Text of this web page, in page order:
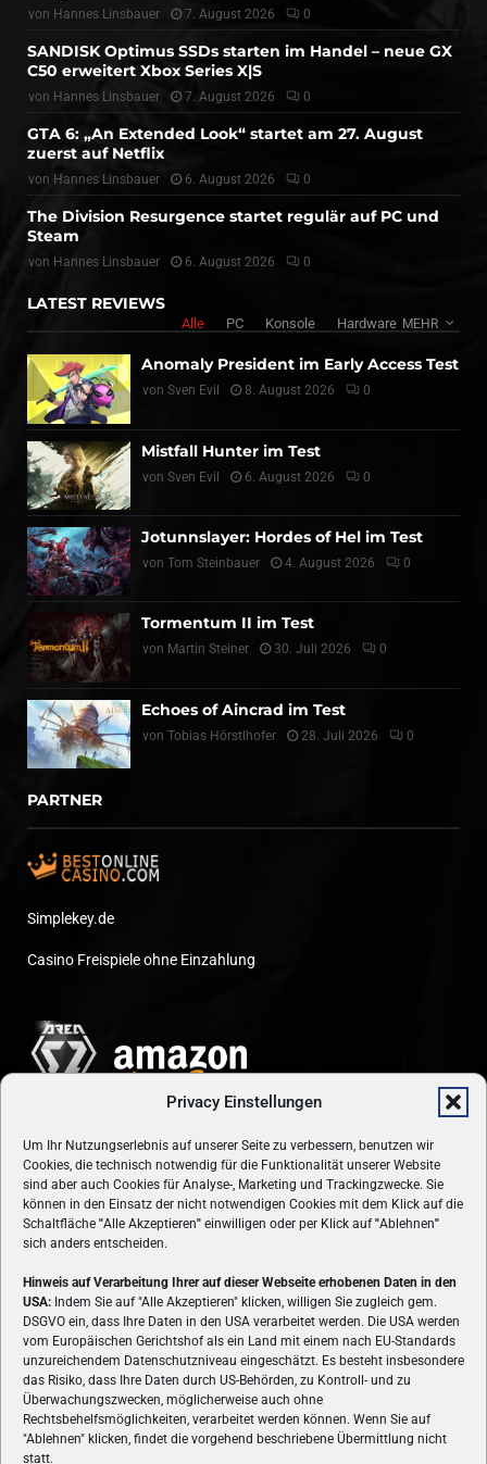
Privacy Einstellungen
Um Ihr Nutzungserlebnis auf unserer Seite zu verbessern, benutzen wir
Cookies, die technisch notwendig für die Funktionalität unserer Website
sind aber auch Cookies für Analyse-, Marketing und Trackingzwecke. Sie
können in den Einsatz der nicht notwendigen Cookies mit dem Klick auf die
Schaltfläche "Alle Akzeptieren" einwilligen oder per Klick auf"Ablehnen"
sich anders entscheiden.
Hinweis auf Verarbeitung Ihrer auf dieser Webseite erhobenen Daten in den
USA: Indem Sie auf "Alle Akzeptieren" klicken, willigen Sie zugleich gem.
DSGVO ein, dass Ihre Daten in den USA verarbeitet werden. Die USA werden
vom Europäischen Gerichtshof als ein Land mit einem nach EU-Standards
unzureichendem Datenschutzniveau eingeschätzt. Es besteht insbesondere
das Risiko, dass Ihre Daten durch US-Behörden, zu Kontroll- und zu
Überwachungszwecken, möglicherweise auch ohne
Rechtsbehelfsmöglichkeiten, verarbeitet werden können. Wenn Sie auf
"Ablehnen" klicken, findet die vorgehend beschriebene Übermittlung nicht
statt.
von Hannes Linsbauer 7. August 2026 0
SANDISK Optimus SSDs starten im Handel – neue GX
C50 erweitert Xbox Series X|S
von Hannes Linsbauer 7. August 2026 0
GTA 6: „An Extended Look“ startet am 27. August
zuerst auf Netflix
von Hannes Linsbauer 6. August 2026 0
The Division Resurgence startet regulär auf PC und
Steam
von Hannes Linsbauer 6. August 2026 0
LATEST REVIEWS
Alle PC Konsole Hardware MEHR
Anomaly President im Early Access Test
von Sven Evil 8. August 2026 0
Mistfall Hunter im Test
von Sven Evil 6. August 2026 0
Jotunnslayer: Hordes of Hel im Test
von Tom Steinbauer 4. August 2026 0
Tormentum II im Test
von Martin Steiner 30. Juli 2026 0
Echoes of Aincrad im Test
von Tobias Hörstlhofer 28. Juli 2026 0
PARTNER
Simplekey.de
Casino Freispiele ohne Einzahlung
ÜBER UNS
VON GAMERN, FÜR GAMER! Gamers.at ist das älteste Online-
Spielemagazin Österreichs und bringt täglich aktuelle News,
Reviews und Videos zu PC- und Konsolenspielen, Gaming-
Hardware und aus der Welt des e-Sport's.